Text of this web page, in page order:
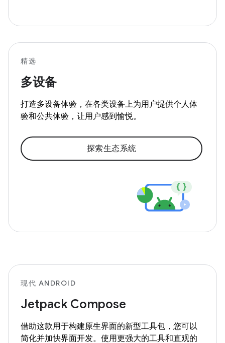
精选
多设备
打造多设备体验，在各类设备上为用户提供个人体
验和公共体验，让用户感到愉悦。
探索生态系统
现代 ANDROID
Jetpack Compose
借助这款用于构建原生界面的新型工具包，您可以
简化并加快界面开发。使用更强大的工具和直观的